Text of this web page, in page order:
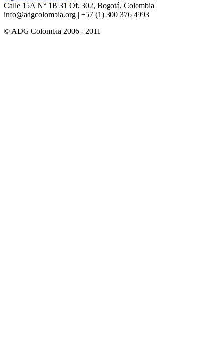
Calle 15A N° 1B 31 Of. 302, Bogotá, Colombia |
info@adgcolombia.org | +57 (1) 300 376 4993
© ADG Colombia 2006 - 2011